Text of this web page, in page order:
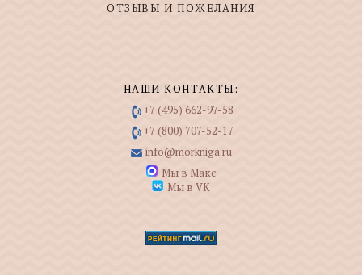
ОТЗЫВЫ И ПОЖЕЛАНИЯ
НАШИ КОНТАКТЫ:
+7 (495) 662-97-58
+7 (800) 707-52-17
info@morkniga.ru
Мы в Макс
Мы в VK